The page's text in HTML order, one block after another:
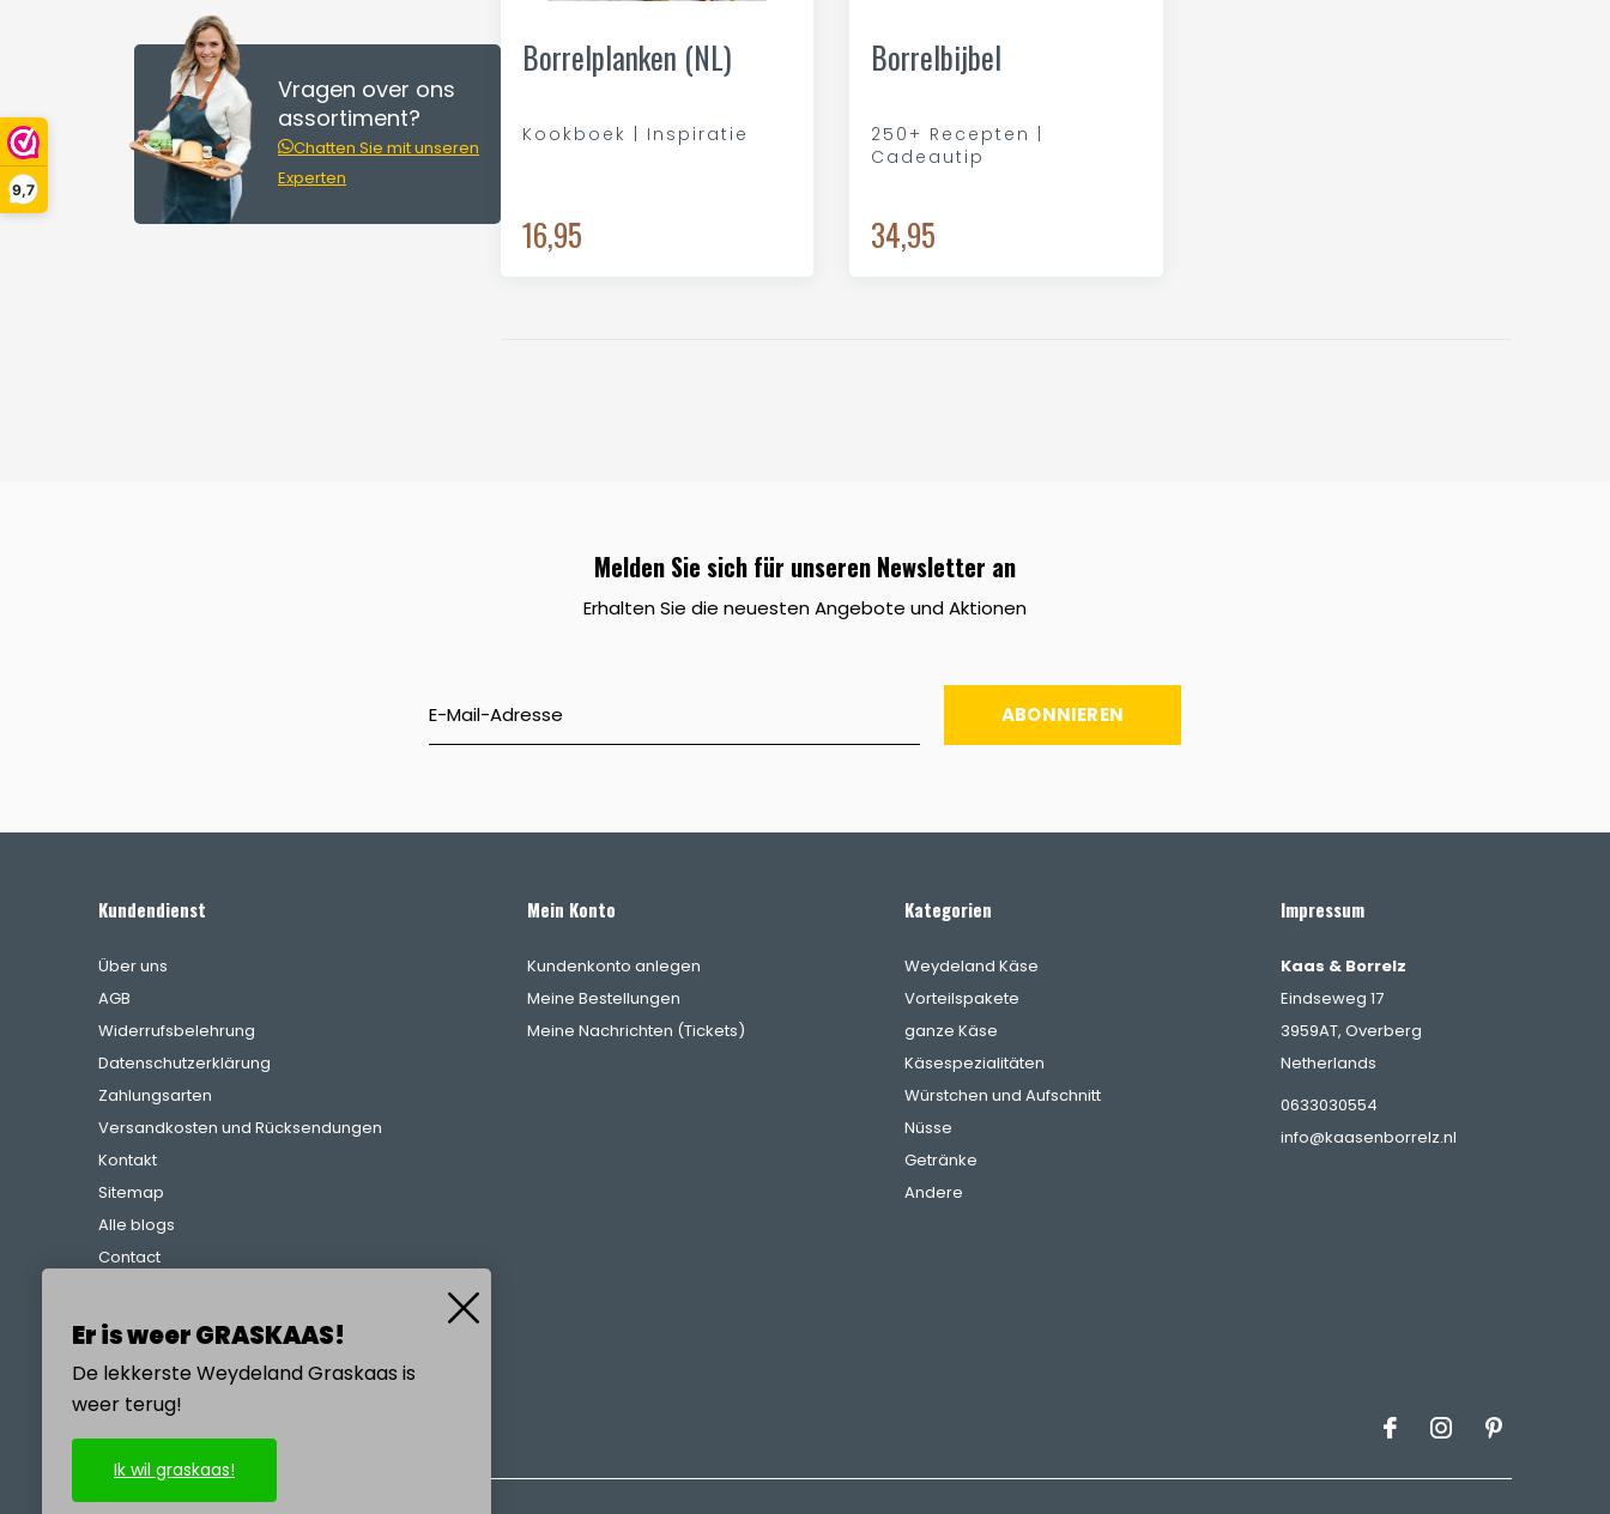
9,7
Borrelplanken (NL)
Kookboek | Inspiratie
16,95
Borrelbijbel
250+ Recepten |
Cadeautip
34,95
Vragen over ons
assortiment?
Chatten Sie mit unseren
Experten
Melden Sie sich für unseren Newsletter an
Erhalten Sie die neuesten Angebote und Aktionen
ABONNIEREN
Kundendienst
Über uns
AGB
Widerrufsbelehrung
Datenschutzerklärung
Zahlungsarten
Versandkosten und Rücksendungen
Kontakt
Sitemap
Alle blogs
Contact
Referenzen
Mein Konto
Kundenkonto anlegen
Meine Bestellungen
Meine Nachrichten (Tickets)
Kategorien
Weydeland Käse
Vorteilspakete
ganze Käse
Käsespezialitäten
Würstchen und Aufschnitt
Nüsse
Getränke
Andere
Impressum
Kaas & Borrelz
Eindseweg 17
3959AT, Overberg
Netherlands
0633030554
info@kaasenborrelz.nl
Er is weer GRASKAAS!
De lekkerste Weydeland Graskaas is
weer terug!
Ik wil graskaas!